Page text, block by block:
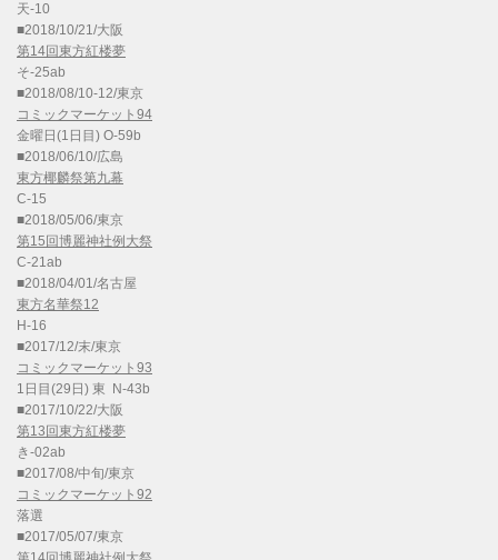
天-10
■2018/10/21/大阪
第14回東方紅楼夢
そ-25ab
■2018/08/10-12/東京
コミックマーケット94
金曜日(1日目) O-59b
■2018/06/10/広島
東方椰麟祭第九幕
C-15
■2018/05/06/東京
第15回博麗神社例大祭
C-21ab
■2018/04/01/名古屋
東方名華祭12
H-16
■2017/12/末/東京
コミックマーケット93
1日目(29日) 東 N-43b
■2017/10/22/大阪
第13回東方紅楼夢
き-02ab
■2017/08/中旬/東京
コミックマーケット92
落選
■2017/05/07/東京